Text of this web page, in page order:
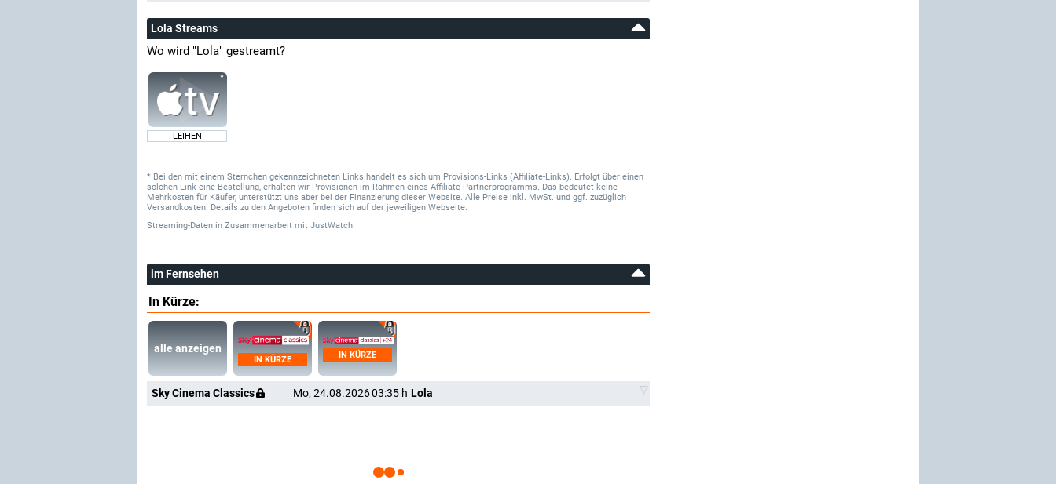
Lola Streams
Wo wird "Lola" gestreamt?
LEIHEN
* Bei den mit einem Sternchen gekennzeichneten Links handelt es sich um Provisions-Links (Affiliate-Links). Erfolgt über einen
solchen Link eine Bestellung, erhalten wir Provisionen im Rahmen eines Affiliate-Partnerprogramms. Das bedeutet keine
Mehrkosten für Käufer, unterstützt uns aber bei der Finanzierung dieser Website. Alle Preise inkl. MwSt. und ggf. zuzüglich
Versandkosten. Details zu den Angeboten finden sich auf der jeweiligen Webseite.
Streaming-Daten in Zusammenarbeit mit JustWatch.
im Fernsehen
In Kürze:
alle anzeigen
IN KÜRZE IN KÜRZE
Sky Cinema Classics Mo, 24.08.202603:35 h Lola